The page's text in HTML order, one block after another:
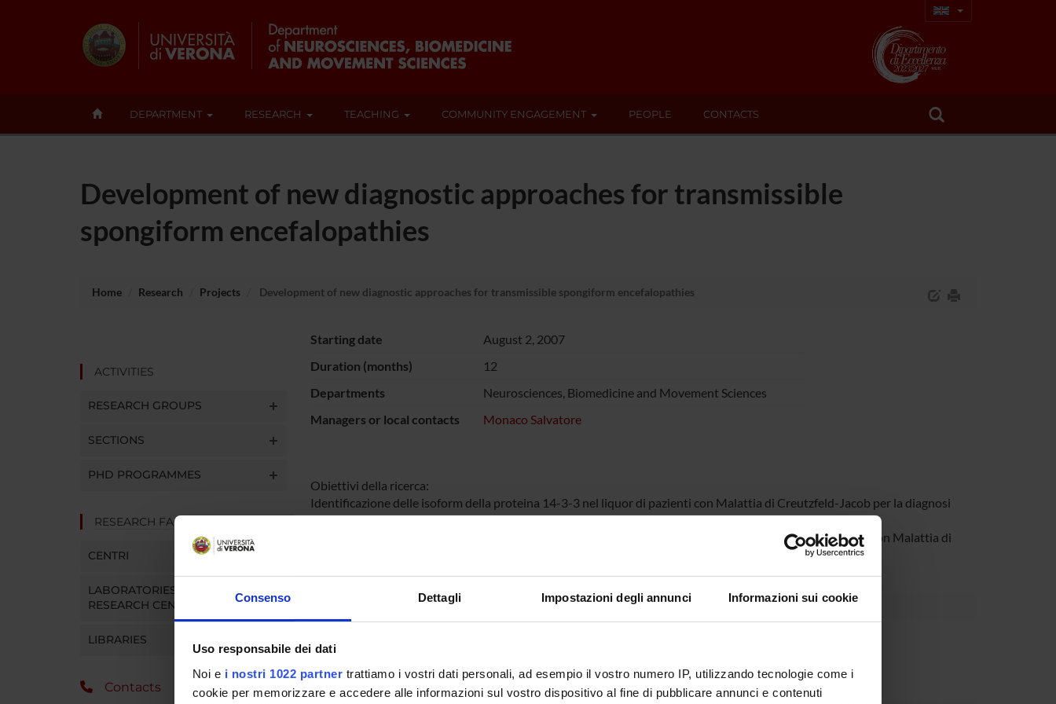
Consenso Dettagli Impostazioni degli annunci Informazioni sui cookie
Uso responsabile dei dati
Noi e i nostri 1022 partner trattiamo i vostri dati personali, ad esempio il vostro numero IP, utilizzando tecnologie come i
cookie per memorizzare e accedere alle informazioni sul vostro dispositivo al fine di pubblicare annunci e contenuti
DEPARTMENT RESEARCH TEACHING COMMUNITY ENGAGEMENT PEOPLE CONTACTS
Development of new diagnostic approaches for transmissible
spongiform encefalopathies
Home Research Projects Development of new diagnostic approaches for transmissible spongiform encefalopathies
ACTIVITIES
RESEARCH GROUPS
SECTIONS
PHD PROGRAMMES
RESEARCH FACILITIES
CENTRI
LABORATORIES AND
RESEARCH CENTRES
LIBRARIES
Contacts
Starting date
August 2, 2007
Duration (months)
12
Departments
Neurosciences, Biomedicine and Movement Sciences
Managers or local contacts
Monaco Salvatore
Obiettivi della ricerca:
Identificazione delle isoform della proteina 14-3-3 nel liquor di pazienti con Malattia di Creutzfeld-Jacob per la diagnosi
differenziale delle altre demenze.
Valutazione della sensibilità e specificità diagnostica della cistatina e dell'ubiquitina nel liquor di pazienti con Malattia di
Sanità